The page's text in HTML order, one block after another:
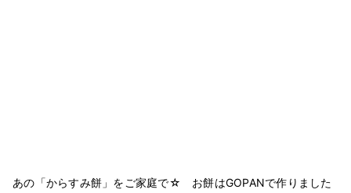
あの「からすみ餅」をご家庭で☆ お餅はGOPANで作りました